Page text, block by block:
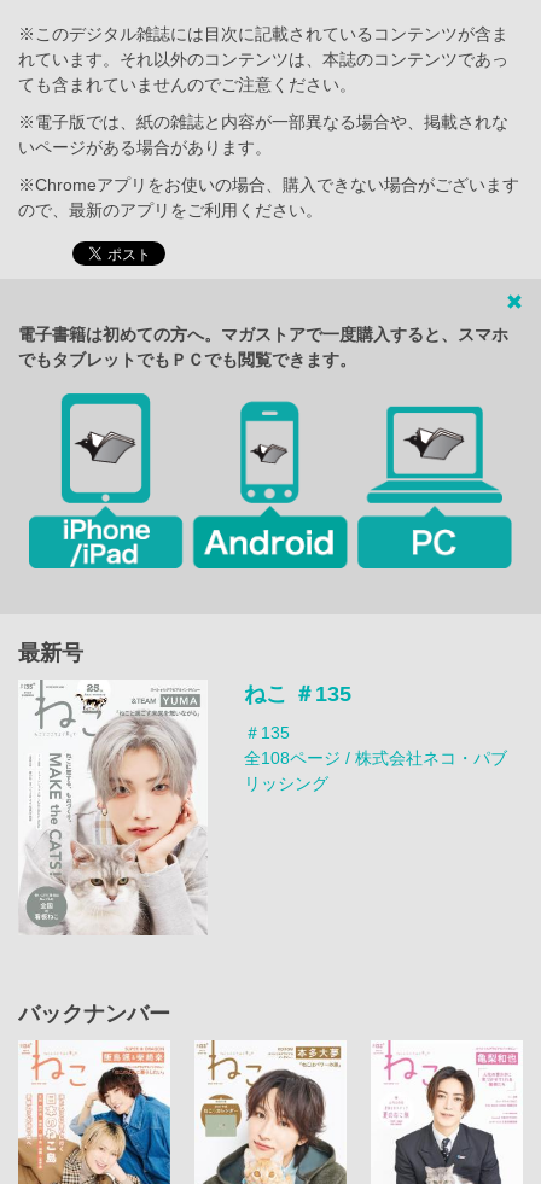
※このデジタル雑誌には目次に記載されているコンテンツが含ま
れています。それ以外のコンテンツは、本誌のコンテンツであっ
ても含まれていませんのでご注意ください。
※電子版では、紙の雑誌と内容が一部異なる場合や、掲載されな
いページがある場合があります。
※Chromeアプリをお使いの場合、購入できない場合がございます
ので、最新のアプリをご利用ください。
電子書籍は初めての方へ。マガストアで一度購入すると、スマホ
でもタブレットでもＰＣでも閲覧できます。
最新号
ねこ ＃135
＃135
全108ページ / 株式会社ネコ・パブ
リッシング
バックナンバー